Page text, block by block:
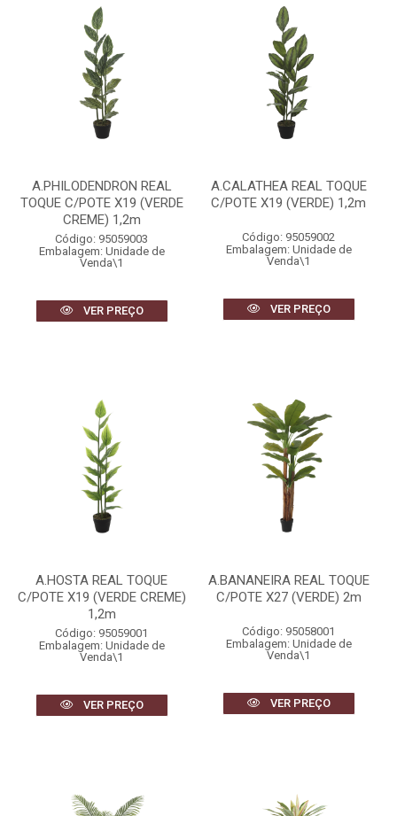
A.PHILODENDRON REAL
TOQUE C/POTE X19 (VERDE
CREME) 1,2m
Código: 95059003
Embalagem: Unidade de
Venda\1
VER PREÇO
A.CALATHEA REAL TOQUE
C/POTE X19 (VERDE) 1,2m
Código: 95059002
Embalagem: Unidade de
Venda\1
VER PREÇO
A.HOSTA REAL TOQUE
C/POTE X19 (VERDE CREME)
1,2m
Código: 95059001
Embalagem: Unidade de
Venda\1
VER PREÇO
A.BANANEIRA REAL TOQUE
C/POTE X27 (VERDE) 2m
Código: 95058001
Embalagem: Unidade de
Venda\1
VER PREÇO